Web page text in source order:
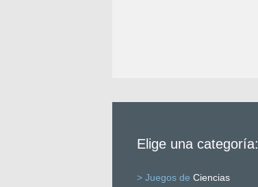
Elige una categoría:
> Juegos de Ciencias